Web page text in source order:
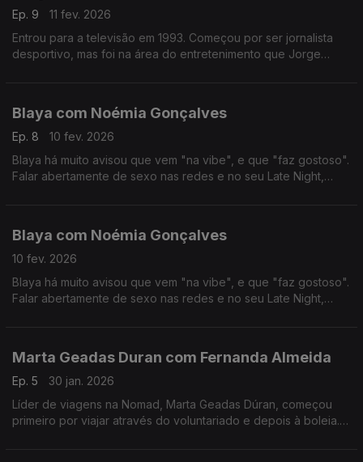
Ep. 9
11 fev. 2026
Entrou para a televisão em 1993. Começou por ser jornalista
desportivo, mas foi na área do entretenimento que Jorge
Blaya com Noémia Gonçalves
Ep. 8
10 fev. 2026
Blaya há muito avisou que vem "na vibe", e que "faz gostoso".
Falar abertamente de sexo nas redes e no seu Late Night,
Blaya com Noémia Gonçalves
10 fev. 2026
Blaya há muito avisou que vem "na vibe", e que "faz gostoso".
Falar abertamente de sexo nas redes e no seu Late Night,
Marta Geadas Duran com Fernanda Almeida
Ep. 5
30 jan. 2026
Líder de viagens na Nomad, Marta Geadas Dúran, começou
primeiro por viajar através do voluntariado e depois à boleia.